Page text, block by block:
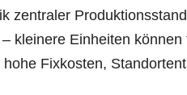
zentraler
kleinere Einheiten
Fixkosten,